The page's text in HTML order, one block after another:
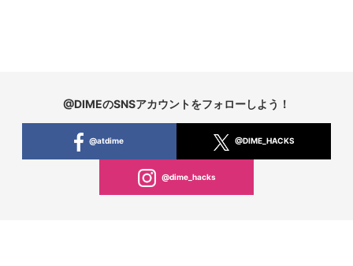
@DIMEのSNSアカウントをフォローしよう！
@atdime @DIME_HACKS
@dime_hacks